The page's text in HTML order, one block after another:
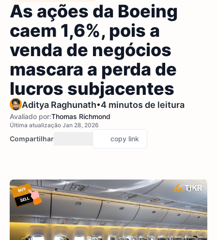
As ações da Boeing
caem 1,6%, pois a
venda de negócios
mascara a perda de
lucros subjacentes
Aditya Raghunath•4 minutos de leitura
Avaliado por:Thomas Richmond
Última atualização Jan 28, 2026
Compartilhar copy link